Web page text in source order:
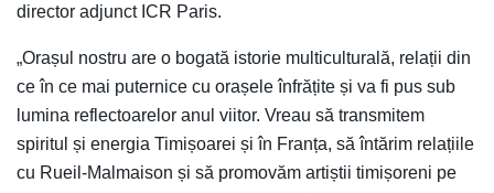
director adjunct ICR Paris.
„Orașul nostru are o bogată istorie multiculturală, relații din
ce în ce mai puternice cu orașele înfrățite și va fi pus sub
lumina reflectoarelor anul viitor. Vreau să transmitem
spiritul și energia Timișoarei și în Franța, să întărim relațiile
cu Rueil-Malmaison și să promovăm artiștii timișoreni pe